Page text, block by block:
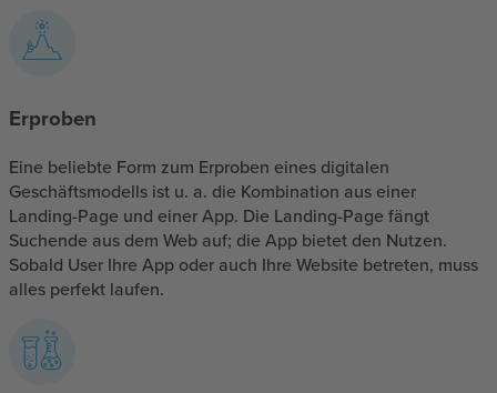
Erproben
Eine beliebte Form zum Erproben eines digitalen
Geschäftsmodells ist u. a. die Kombination aus einer
Landing-Page und einer App. Die Landing-Page fängt
Suchende aus dem Web auf; die App bietet den Nutzen.
Sobald User Ihre App oder auch Ihre Website betreten, muss
alles perfekt laufen.